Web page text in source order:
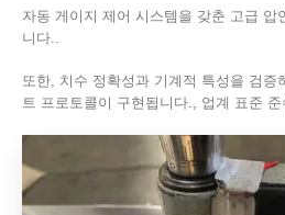
자동 게이지 제어 시스템을 갖춘 고급 압
니다..
또한, 치수 정확성과 기계적 특성을 검증
트 프로토콜이 구현됩니다., 업계 표준 준